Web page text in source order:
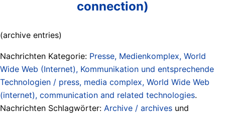
connection)
(archive entries)
Nachrichten Kategorie: Presse, Medienkomplex, World
Wide Web (Internet), Kommunikation und entsprechende
Technologien / press, media complex, World Wide Web
(internet), communication and related technologies.
Nachrichten Schlagwörter: Archive / archives und